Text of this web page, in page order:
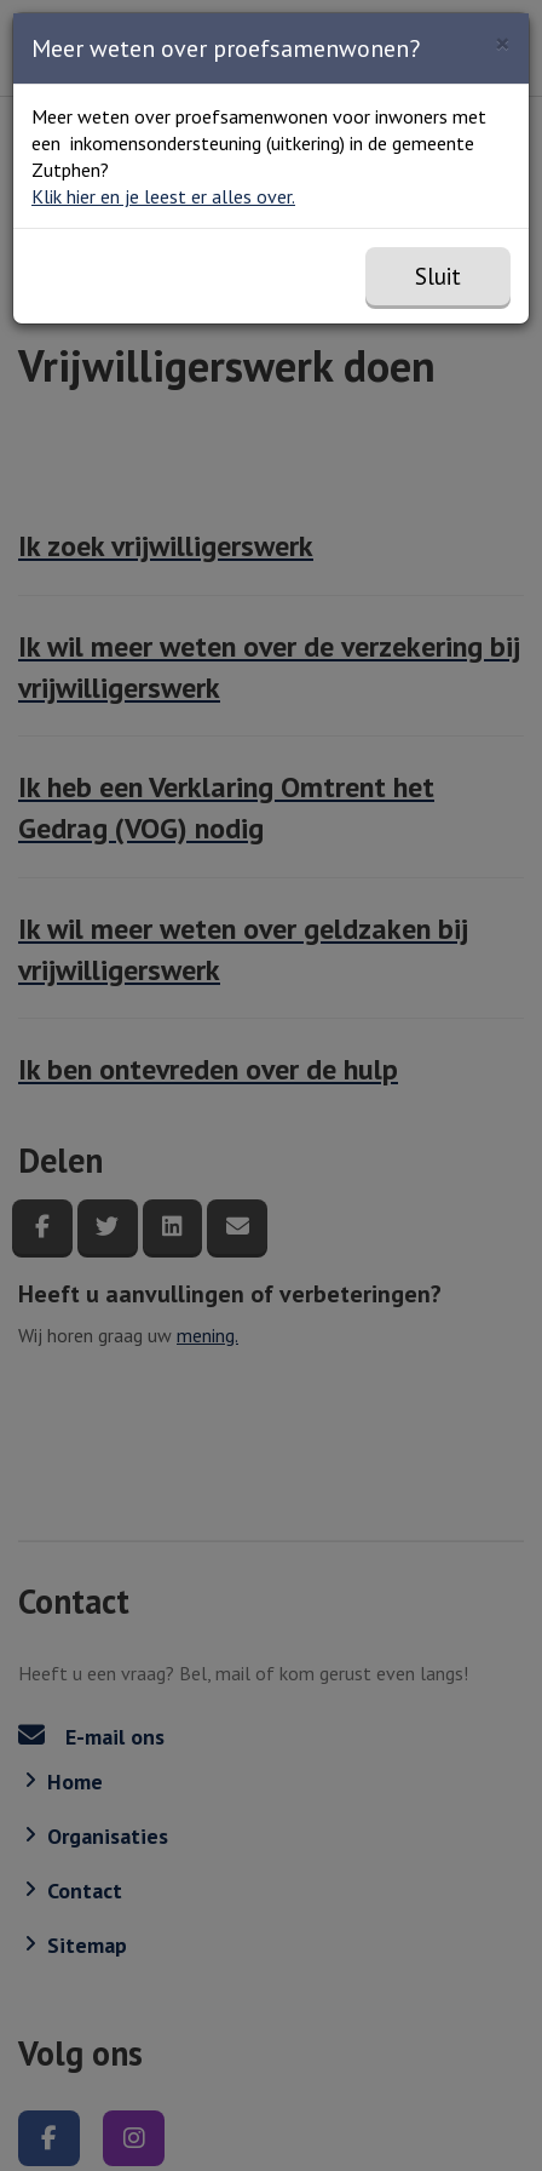
Open en sluit het
Menu
Lees voor
Uitleg woorden
Simpele tekst
Home Werken en leren
Vrijwilligerswerk doen
Vrijwilligerswerk doen
Ik zoek vrijwilligerswerk
Ik wil meer weten over de verzekering bij
vrijwilligerswerk
Ik heb een Verklaring Omtrent het
Gedrag (VOG) nodig
Ik wil meer weten over geldzaken bij
vrijwilligerswerk
Ik ben ontevreden over de hulp
Delen
Deel deze pagina via Facebook
Deel deze pagina via Twitter
Deel deze pagina via LinkedIn
Heeft u aanvullingen of verbeteringen?
Wij horen graag uw mening.
Contact
Heeft u een vraag? Bel, mail of kom gerust even langs!
E-mail ons
Home
Organisaties
Contact
Sitemap
Volg ons
Volg ons op Facebook
×
Meer weten over proefsamenwonen?
Meer weten over proefsamenwonen voor inwoners met
een inkomensondersteuning (uitkering) in de gemeente
Zutphen?
Klik hier en je leest er alles over.
Sluit